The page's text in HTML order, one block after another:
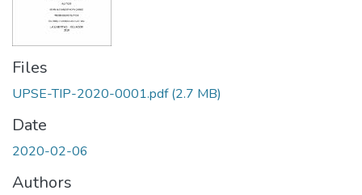
Files
UPSE-TIP-2020-0001.pdf(2.7 MB)
Date
2020-02-06
Authors